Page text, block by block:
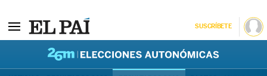
SUSCRÍBETE